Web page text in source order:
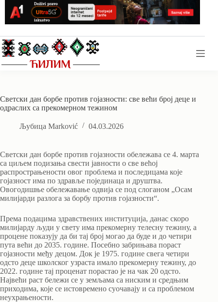
content
Светски дан борбе против гојазности: све већи број деце и
одраслих са прекомерном тежином
Љубица Marković 04.03.2026
Светски дан борбе против гојазности обележава се 4. марта
са циљем подизања свести јавности о све већој
распрострањености овог проблема и последицама које
гојазност има по здравље појединаца и друштва.
Овогодишње обележавање одвија се под слоганом „Осам
милијарди разлога за борбу против гојазности“.
Према подацима здравствених институција, данас скоро
милијарду људи у свету има прекомерну телесну тежину, а
процене показују да би тај број могао да буде и до четири
пута већи до 2035. године. Посебно забрињава пораст
гојазности међу децом. Док је 1975. године свега четири
одсто деце школског узраста имало прекомерну тежину, до
2022. године тај проценат порастао је на чак 20 одсто.
Највећи раст бележи се у земљама са ниским и средњим
приходима, које се истовремено суочавају и са проблемом
неухрањености.